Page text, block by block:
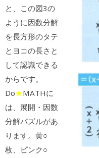
と、この図3の
ように因数分解
を長方形のタテ
とヨコの長さと
して認識できる
からです。
Do★MATHに
は、展開・因数
分解パズルがあ
ります。黄○
枚、ピンク○